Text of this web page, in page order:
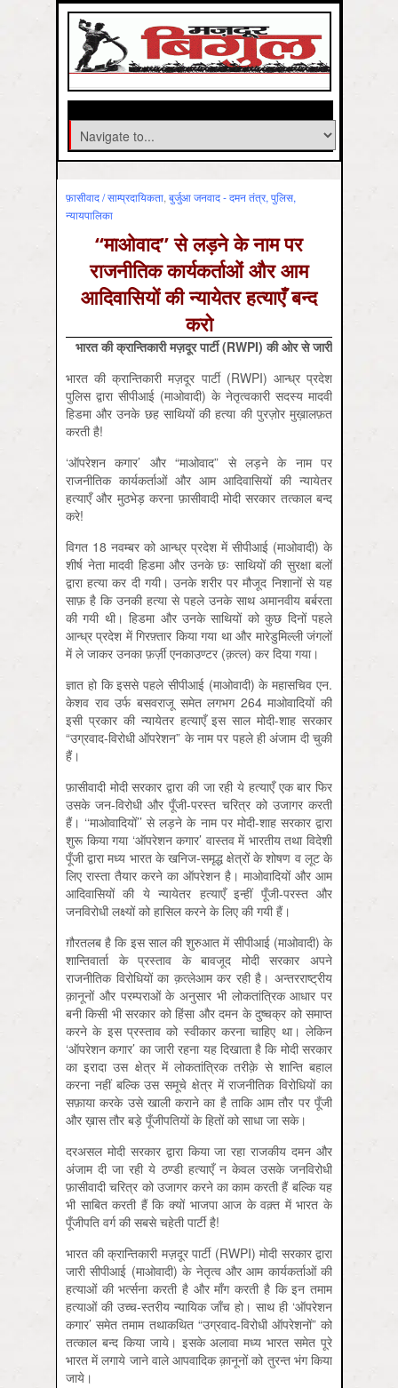
फ़ासीवाद / साम्‍प्रदायिकता, बुर्जुआ जनवाद - दमन तंत्र, पुलिस,
न्‍यायपालिका
“माओवाद” से लड़ने के नाम पर
राजनीतिक कार्यकर्ताओं और आम
आदिवासियों की न्यायेतर हत्याएँ बन्द
करो
भारत की क्रान्तिकारी मज़दूर पार्टी(RWPI)की ओर से जारी
भारत की क्रान्तिकारी मज़दूर पार्टी (RWPI) आन्ध्र प्रदेश
पुलिस द्वारा सीपीआई (माओवादी) के नेतृत्वकारी सदस्य मादवी
हिडमा और उनके छह साथियों की हत्या की पुरज़ोर मुख़ालफ़त
करती है!
‘ऑपरेशन कगार’ और “माओवाद” से लड़ने के नाम पर
राजनीतिक कार्यकर्ताओं और आम आदिवासियों की न्यायेतर
हत्याएँ और मुठभेड़ करना फ़ासीवादी मोदी सरकार तत्काल बन्द
करे!
विगत 18 नवम्बर को आन्ध्र प्रदेश में सीपीआई (माओवादी) के
शीर्ष नेता मादवी हिडमा और उनके छः साथियों की सुरक्षा बलों
द्वारा हत्या कर दी गयी। उनके शरीर पर मौजूद निशानों से यह
साफ़ है कि उनकी हत्या से पहले उनके साथ अमानवीय बर्बरता
की गयी थी। हिडमा और उनके साथियों को कुछ दिनों पहले
आन्ध्र प्रदेश में गिरफ़्तार किया गया था और मारेडुमिल्ली जंगलों
में ले जाकर उनका फ़र्ज़ी एनकाउण्टर (क़त्ल) कर दिया गया।
ज्ञात हो कि इससे पहले सीपीआई (माओवादी) के महासचिव एन.
केशव राव उर्फ बसवराजू समेत लगभग 264 माओवादियों की
इसी प्रकार की न्यायेतर हत्याएँ इस साल मोदी-शाह सरकार
“उग्रवाद-विरोधी ऑपरेशन” के नाम पर पहले ही अंजाम दी चुकी
हैं।
फ़ासीवादी मोदी सरकार द्वारा की जा रही ये हत्याएँ एक बार फिर
उसके जन-विरोधी और पूँजी-परस्त चरित्र को उजागर करती
हैं। ‘‘माओवादियों’’ से लड़ने के नाम पर मोदी-शाह सरकार द्वारा
शुरू किया गया ‘ऑपरेशन कगार’ वास्तव में भारतीय तथा विदेशी
पूँजी द्वारा मध्य भारत के खनिज-समृद्ध क्षेत्रों के शोषण व लूट के
लिए रास्ता तैयार करने का ऑपरेशन है। माओवादियों और आम
आदिवासियों की ये न्यायेतर हत्याएँ इन्हीं पूँजी-परस्त और
जनविरोधी लक्ष्यों को हासिल करने के लिए की गयी हैं।
ग़ौरतलब है कि इस साल की शुरुआत में सीपीआई (माओवादी) के
शान्तिवार्ता के प्रस्ताव के बावजूद मोदी सरकार अपने
राजनीतिक विरोधियों का क़त्लेआम कर रही है। अन्तरराष्ट्रीय
क़ानूनों और परम्पराओं के अनुसार भी लोकतांत्रिक आधार पर
बनी किसी भी सरकार को हिंसा और दमन के दुष्चक्र को समाप्त
करने के इस प्रस्ताव को स्वीकार करना चाहिए था। लेकिन
‘ऑपरेशन कगार’ का जारी रहना यह दिखाता है कि मोदी सरकार
का इरादा उस क्षेत्र में लोकतांत्रिक तरीक़े से शान्ति बहाल
करना नहीं बल्कि उस समूचे क्षेत्र में राजनीतिक विरोधियों का
सफ़ाया करके उसे खाली कराने का है ताकि आम तौर पर पूँजी
और ख़ास तौर बड़े पूँजीपतियों के हितों को साधा जा सके।
दरअसल मोदी सरकार द्वारा किया जा रहा राजकीय दमन और
अंजाम दी जा रही ये ठण्डी हत्याएँ न केवल उसके जनविरोधी
फ़ासीवादी चरित्र को उजागर करने का काम करती हैं बल्कि यह
भी साबित करती हैं कि क्यों भाजपा आज के वक़्त में भारत के
पूँजीपति वर्ग की सबसे चहेती पार्टी है!
भारत की क्रान्तिकारी मज़दूर पार्टी (RWPI) मोदी सरकार द्वारा
जारी सीपीआई (माओवादी) के नेतृत्व और आम कार्यकर्ताओं की
हत्याओं की भर्त्सना करती है और माँग करती है कि इन तमाम
हत्याओं की उच्च-स्तरीय न्यायिक जाँच हो। साथ ही ‘ऑपरेशन
कगार’ समेत तमाम तथाकथित “उग्रवाद-विरोधी ऑपरेशनों” को
तत्काल बन्द किया जाये। इसके अलावा मध्य भारत समेत पूरे
भारत में लगाये जाने वाले आपवादिक क़ानूनों को तुरन्त भंग किया
जाये।